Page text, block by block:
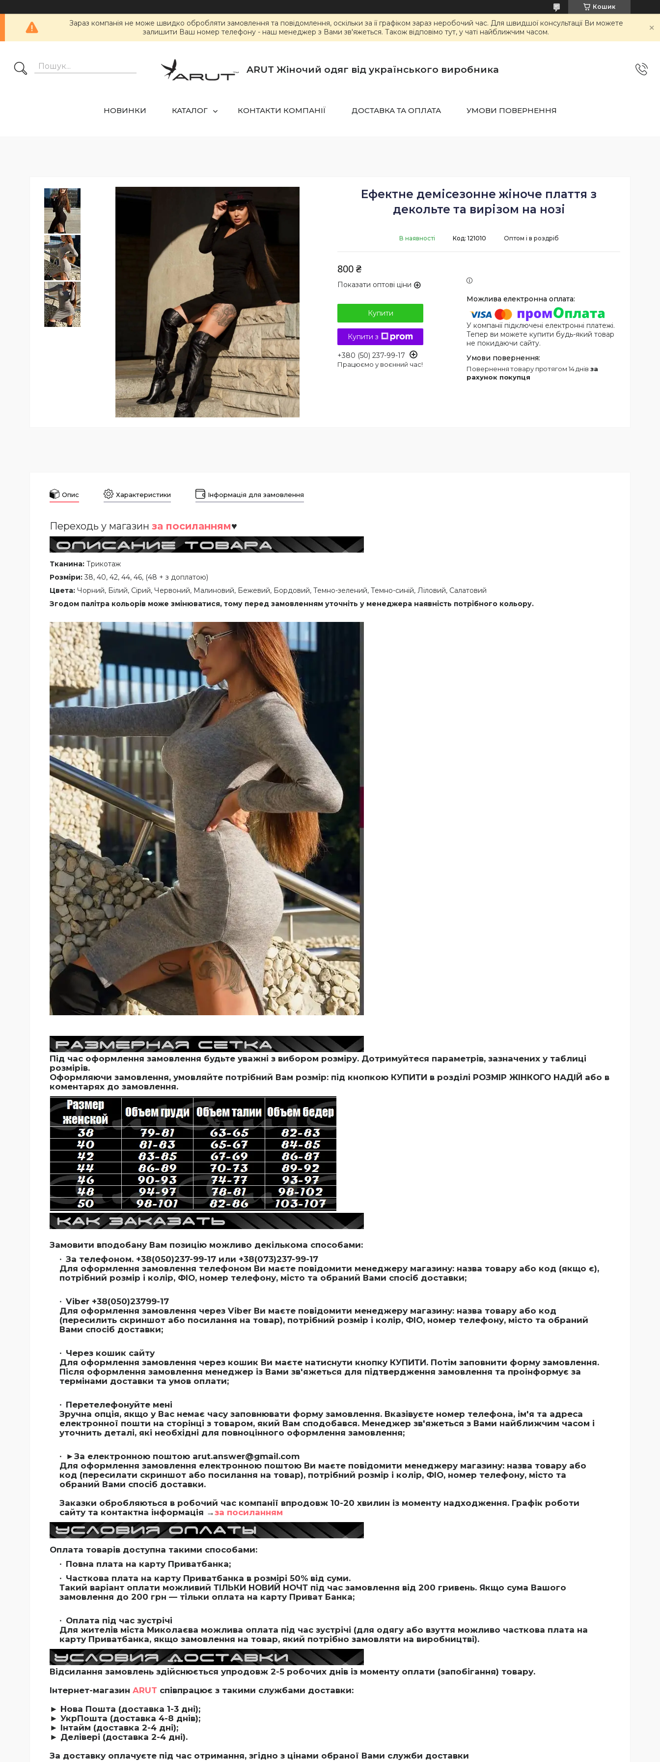
Кошик
Зараз компанія не може швидко обробляти замовлення та повідомлення, оскільки за її графіком зараз неробочий час. Для швидшої консультації Ви можете
залишити Ваш номер телефону - наш менеджер з Вами зв'яжеться. Також відповімо тут, у чаті найближчим часом.
ARUT Жіночий одяг від українського виробника
НОВИНКИ КАТАЛОГ КОНТАКТИ КОМПАНІЇ ДОСТАВКА ТА ОПЛАТА УМОВИ ПОВЕРНЕННЯ
Ефектне демісезонне жіноче плаття з
декольте та вирізом на нозі
В наявності Оптом і в роздріб
Код: 121010
800 ₴
Показати оптові ціни
Купити
Купити з
+380 (50) 237-99-17
Працюємо у воєнний час!
У компанії підключені електронні платежі.
Тепер ви можете купити будь-який товар
не покидаючи сайту.
повернення товару протягом 14 днів за
рахунок покупця
Опис Характеристики Інформація для замовлення
Переходь у магазин за посиланням♥
Тканина: Трикотаж
Розміри:38, 40, 42, 44, 46, (48 + з доплатою)
Цвета: Чорний, Білий, Сірий, Червоний, Малиновий, Бежевий, Бордовий, Темно-зелений, Темно-синій, Ліловий, Салатовий
Згодом палітра кольорів може змінюватися, тому перед замовленням уточніть у менеджера наявність потрібного кольору.
Під час оформлення замовлення будьте уважні з вибором розміру. Дотримуйтеся параметрів, зазначених у таблиці
розмірів.
Оформляючи замовлення, умовляйте потрібний Вам розмір: під кнопкою КУПИТИ в розділі РОЗМІР ЖІНКОГО НАДІЙ або в
коментарях до замовлення.
Замовити вподобану Вам позицію можливо декількома способами:
За телефоном. +38(050)237-99-17 или +38(073)237-99-17
Для оформлення замовлення телефоном Ви маєте повідомити менеджеру магазину: назва товару або код (якщо є),
потрібний розмір і колір, ФІО, номер телефону, місто та обраний Вами спосіб доставки;
Viber +38(050)23799-17
Для оформлення замовлення через Viber Ви маєте повідомити менеджеру магазину: назва товару або код
(пересилить скриншот або посилання на товар), потрібний розмір і колір, ФІО, номер телефону, місто та обраний
Вами спосіб доставки;
Через кошик сайту
Для оформлення замовлення через кошик Ви маєте натиснути кнопку КУПИТИ. Потім заповнити форму замовлення.
Після оформлення замовлення менеджер із Вами зв'яжеться для підтвердження замовлення та проінформує за
термінами доставки та умов оплати;
Перетелефонуйте мені
Зручна опція, якщо у Вас немає часу заповнювати форму замовлення. Вказівуєте номер телефона, ім'я та адреса
електронної пошти на сторінці з товаром, який Вам сподобався. Менеджер зв'яжеться з Вами найближчим часом і
уточнить деталі, які необхідні для повноцінного оформлення замовлення;
►За електронною поштою arut.answer@gmail.com
Для оформлення замовлення електронною поштою Ви маєте повідомити менеджеру магазину: назва товару або
код (пересилати скриншот або посилання на товар), потрібний розмір і колір, ФІО, номер телефону, місто та
обраний Вами спосіб доставки.
Заказки обробляються в робочий час компанії впродовж 10-20 хвилин із моменту надходження. Графік роботи
сайту та контактна інформація →за посиланням
Оплата товарів доступна такими способами:
Повна плата на карту Приватбанка;
Часткова плата на карту Приватбанка в розмірі 50% від суми.
Такий варіант оплати можливий ТІЛЬКИ НОВИЙ НОЧТ під час замовлення від 200 гривень. Якщо сума Вашого
замовлення до 200 грн — тільки оплата на карту Приват Банка;
Оплата під час зустрічі
Для жителів міста Миколаєва можлива оплата під час зустрічі (для одягу або взуття можливо часткова плата на
карту Приватбанка, якщо замовлення на товар, який потрібно замовляти на виробництві).
Відсилання замовлень здійснюється упродовж 2-5 робочих днів із моменту оплати (запобігання) товару.
Інтернет-магазин ARUT співпрацює з такими службами доставки:
► Нова Пошта (доставка 1-3 дні);
► УкрПошта (доставка 4-8 днів);
► Інтайм (доставка 2-4 дні);
► Делівері (доставка 2-4 дні).
За доставку оплачуєте під час отримання, згідно з цінами обраної Вами служби доставки